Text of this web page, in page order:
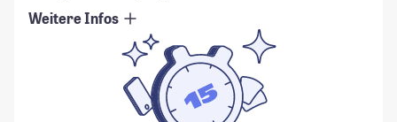
Weitere Infos